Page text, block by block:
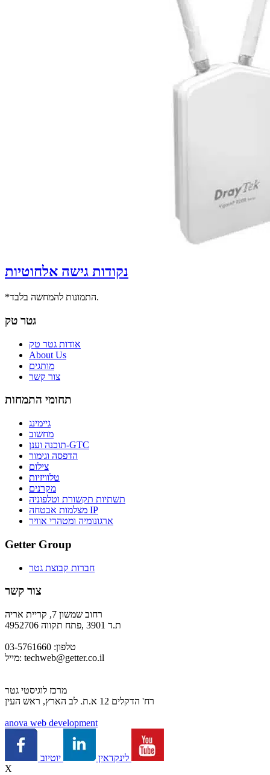
נקודות גישה אלחוטיות
*התמונות להמחשה בלבד.
גטר טק
אודות גטר טק
About Us
מותגים
צור קשר
תחומי התמחות
גיימינג
מחשוב
תוכנה וענן-GTC
הדפסה וגימור
צילום
טלוויזיות
מקרנים
תשתיות תקשורת וטלפוניה
מצלמות אבטחה IP
ארגונומיה ומטהרי אוויר
Getter Group
חברות קבוצת גטר
צור קשר
רחוב שמשון 7, קריית אריה
ת.ד 3901 ,פתח תקווה 4952706
טלפון: 03-5761660
מייל: techweb@getter.co.il
מרכז לוגיסטי גטר
רח' הדקלים 12 א.ת. לב הארץ, ראש העין
anova web development
לינקדאין
X